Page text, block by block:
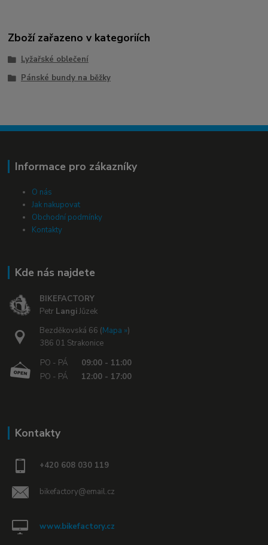
Zboží zařazeno v kategoriích
Lyžařské oblečení
Pánské bundy na běžky
Informace pro zákazníky
O nás
Jak nakupovat
Obchodní podmínky
Kontakty
Kde nás najdete
BIKEFACTORY
Petr LangiJůzek
Bezděkovská 66 (Mapa »)
386 01 Strakonice
PO - PÁ
09:00 - 11:00
PO - PÁ
12:00 - 17:00
Kontakty
+420 608 030 119
bikefactory@email.cz
www.bikefactory.cz